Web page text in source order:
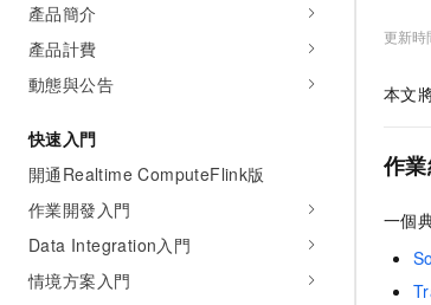
產品簡介
產品計費
動態與公告
快速入門
開通Realtime ComputeFlink版
作業開發入門
Data Integration入門
情境方案入門
更新時
本文
作
一個